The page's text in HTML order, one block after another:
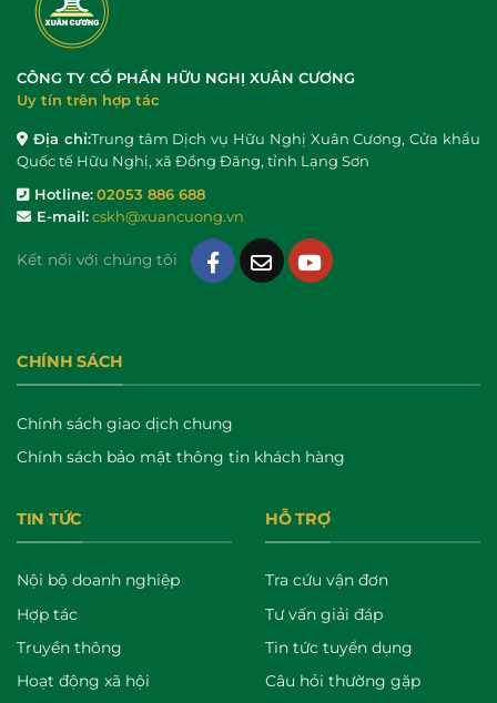
CÔNG TY CỔ PHẦN HỮU NGHỊ XUÂN CƯƠNG
Uy tín trên hợp tác
Địa chỉ:Trung tâm Dịch vụ Hữu Nghị Xuân Cương, Cửa khẩu
Quốc tế Hữu Nghị, xã Đồng Đăng, tỉnh Lạng Sơn
Hotline:02053 886 688
E-mail:cskh@xuancuong.vn
Kết nối với chúng tôi
CHÍNH SÁCH
Chính sách giao dịch chung
Chính sách bảo mật thông tin khách hàng
TIN TỨC
Nội bộ doanh nghiệp
Hợp tác
Truyền thông
Hoạt động xã hội
HỖ TRỢ
Tra cứu vận đơn
Tư vấn giải đáp
Tin tức tuyển dụng
Câu hỏi thường gặp